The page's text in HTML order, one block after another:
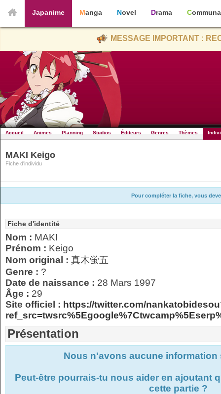
Japanime Manga Novel Drama
MESSAGE IMPORTANT :
Accueil Animes Planning Studios Éditeurs Genres Thèmes
MAKI Keigo
Fiche d'individu
Pour compléter la fiche, vous
Fiche d'identité
Nom : MAKI
Prénom : Keigo
Nom original : 真木蛍五
Genre : ?
Date de naissance : 28 Mars 1997
Âge : 29
Site officiel : https://twitter.com/
Présentation
Nous n'avons aucune
Peut-être pourrais-tu nous aider en ajoutant
cette partie ?